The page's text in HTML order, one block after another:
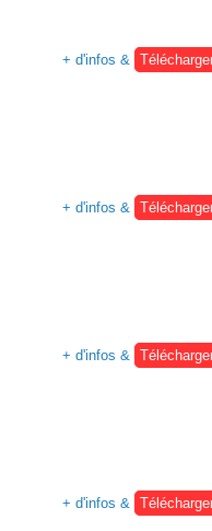
+ d'infos &
+ d'infos &
+ d'infos &
+ d'infos &